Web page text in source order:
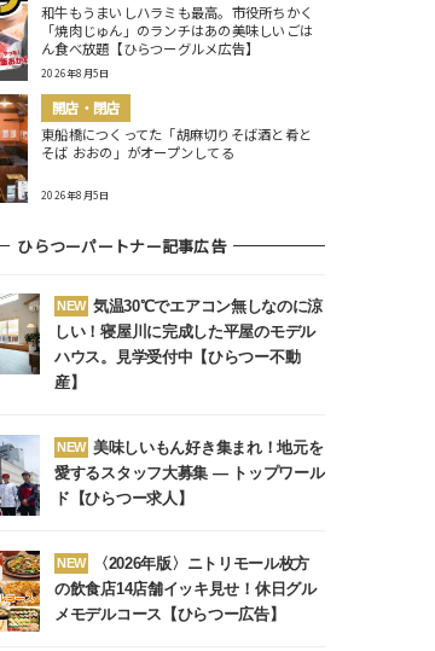
和牛もうまいしハラミも最高。市役所ちかく
「焼肉じゅん」のランチはあの美味しいごは
ん食べ放題【ひらつーグルメ広告】
2026年8月5日
開店・閉店
東船橋につくってた「胡麻切りそば酒と肴と
そば おおの」がオープンしてる
2026年8月5日
ひらつーパートナー記事広告
NEW 気温30℃でエアコン無しなのに涼
しい！寝屋川に完成した平屋のモデル
ハウス。見学受付中【ひらつー不動
産】
NEW 美味しいもん好き集まれ！地元を
愛するスタッフ大募集 ― トップワール
ド【ひらつー求人】
NEW
〈2026年版〉ニトリモール枚方
の飲食店14店舗イッキ見せ！休日グル
メモデルコース【ひらつー広告】